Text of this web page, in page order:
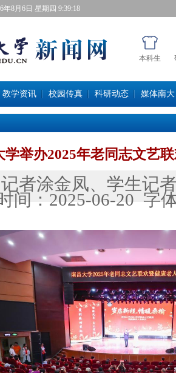
年8月6日星期四 9:39:19
本科生
教学资讯 校园传真 科研动态 媒体南大
学举办2025年老同志文艺
记者涂金凤、学生记
间： 2025-06-20 字